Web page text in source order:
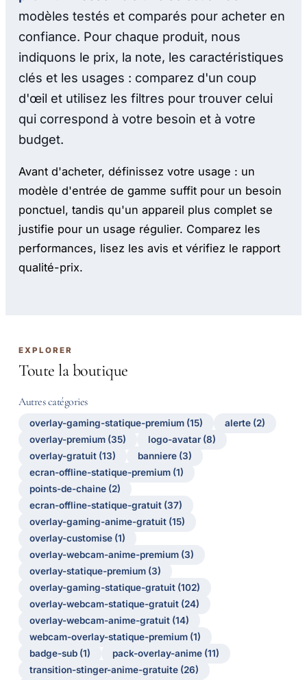
modèles testés et comparés pour acheter en
confiance. Pour chaque produit, nous
indiquons le prix, la note, les caractéristiques
clés et les usages : comparez d'un coup
d'œil et utilisez les filtres pour trouver celui
qui correspond à votre besoin et à votre
budget.
Avant d'acheter, définissez votre usage : un
modèle d'entrée de gamme suffit pour un besoin
ponctuel, tandis qu'un appareil plus complet se
justifie pour un usage régulier. Comparez les
performances, lisez les avis et vérifiez le rapport
qualité-prix.
EXPLORER
Toute la boutique
Autres catégories
overlay-gaming-statique-premium (15)
alerte (2)
overlay-premium (35)
logo-avatar (8)
overlay-gratuit (13)
banniere (3)
ecran-offline-statique-premium (1)
points-de-chaine (2)
ecran-offline-statique-gratuit (37)
overlay-gaming-anime-gratuit (15)
overlay-customise (1)
overlay-webcam-anime-premium (3)
overlay-statique-premium (3)
overlay-gaming-statique-gratuit (102)
overlay-webcam-statique-gratuit (24)
overlay-webcam-anime-gratuit (14)
webcam-overlay-statique-premium (1)
badge-sub (1)
pack-overlay-anime (11)
transition-stinger-anime-gratuite (26)